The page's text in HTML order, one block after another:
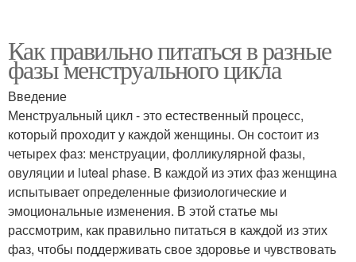
Как правильно питаться в разные
фазы менструального цикла
Введение
Менструальный цикл - это естественный процесс,
который проходит у каждой женщины. Он состоит из
четырех фаз: менструации, фолликулярной фазы,
овуляции и luteal phase. В каждой из этих фаз женщина
испытывает определенные физиологические и
эмоциональные изменения. В этой статье мы
рассмотрим, как правильно питаться в каждой из этих
фаз, чтобы поддерживать свое здоровье и чувствовать